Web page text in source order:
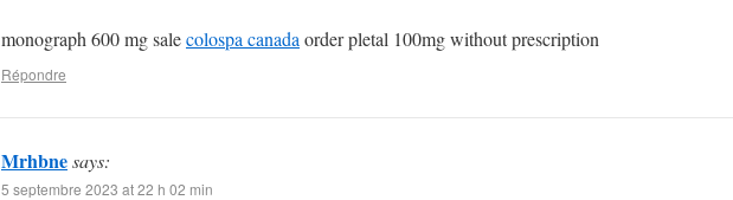
monograph 600 mg salecolospa canada order pletal 100mg without prescription
Répondre
Mrhbnesays:
5 septembre 2023 at 22 h 02 min